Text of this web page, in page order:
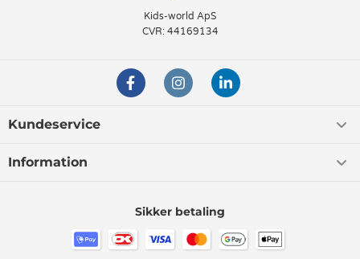
Kids-world ApS
CVR: 44169134
Kundeservice
Information
Sikker betaling